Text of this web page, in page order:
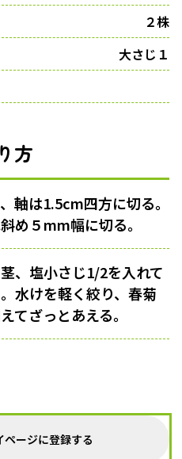
２株
大さじ１
方
軸は1.5cm四方に切る。
め５mm幅に切る。
、塩小さじ1/2を入れて
水けを軽く絞り、春菊
てざっとあえる。
ページに登録する